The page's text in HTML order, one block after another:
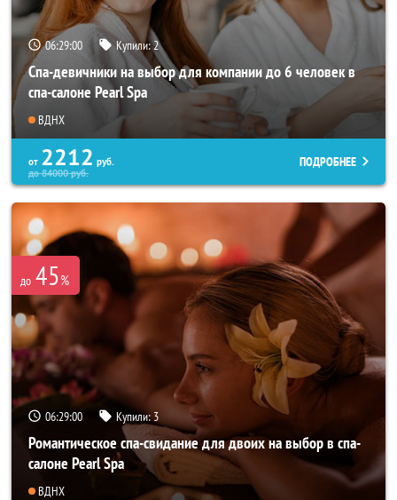
06:28:57 Купили:2
Спа-девичники на выбор для компании до 6 человек в
спа-салоне Pearl Spa
ВДНХ
от 2212 руб.
до84000руб.
ПОДРОБНЕЕ
до 45%
06:28:57 Купили:3
Романтическое спа-свидание для двоих на выбор в спа-
салоне Pearl Spa
ВДНХ